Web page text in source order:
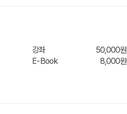
강좌
50,000원
E-Book
8,000원